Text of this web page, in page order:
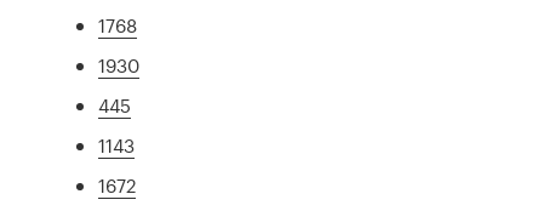
1768
1930
445
1143
1672